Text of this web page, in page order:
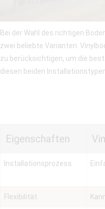
Bei der Wahl des richtigen
zwei beliebte Varianten:
zu berücksichtigen, um die
diesen beiden
Eigenschaften
Installationsprozess
Flexibilität